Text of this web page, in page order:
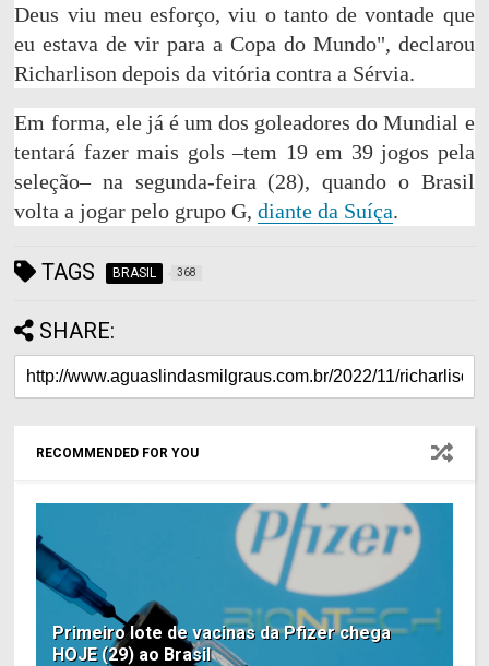
Deus viu meu esforço, viu o tanto de vontade que
eu estava de vir para a Copa do Mundo", declarou
Richarlison depois da vitória contra a Sérvia.
Em forma, ele já é um dos goleadores do Mundial e
tentará fazer mais gols –tem 19 em 39 jogos pela
seleção– na segunda-feira (28), quando o Brasil
volta a jogar pelo grupo G,diante da Suíça.
TAGS BRASIL 368
SHARE:
RECOMMENDED FOR YOU
Primeiro lote de vacinas da Pfizer chega
HOJE (29) ao Brasil